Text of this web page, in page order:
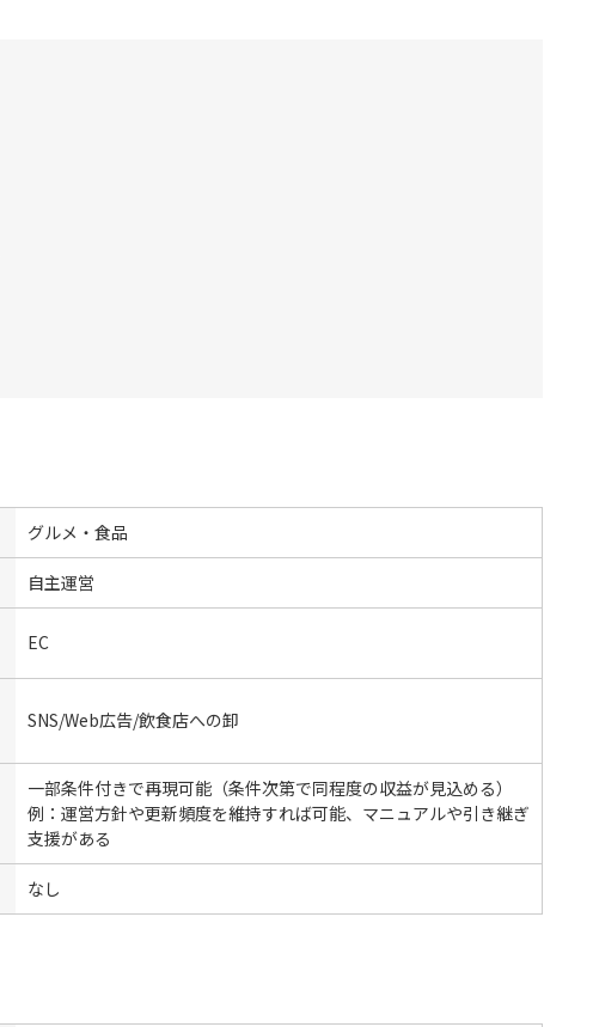
グルメ・食品
自主運営
EC
SNS/Web広告/飲食店への卸
一部条件付きで再現可能（条件次第で同程度の収益が見込める）
例：運営方針や更新頻度を維持すれば可能、マニュアルや引き継ぎ
支援がある
なし